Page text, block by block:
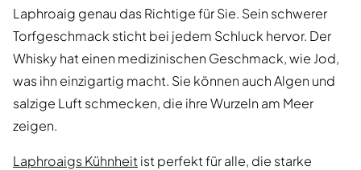
Laphroaig genau das Richtige für Sie. Sein schwerer
Torfgeschmack sticht bei jedem Schluck hervor. Der
Whisky hat einen medizinischen Geschmack, wie Jod,
was ihn einzigartig macht. Sie können auch Algen und
salzige Luft schmecken, die ihre Wurzeln am Meer
zeigen.
Laphroaigs Kühnheit ist perfekt für alle, die starke